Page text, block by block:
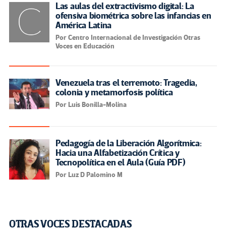
Las aulas del extractivismo digital: La
ofensiva biométrica sobre las infancias en
América Latina
Por Centro Internacional de Investigación Otras
Voces en Educación
Venezuela tras el terremoto: Tragedia,
colonia y metamorfosis política
Por Luis Bonilla-Molina
Pedagogía de la Liberación Algorítmica:
Hacia una Alfabetización Crítica y
Tecnopolítica en el Aula (Guía PDF)
Por Luz D Palomino M
OTRAS VOCES DESTACADAS